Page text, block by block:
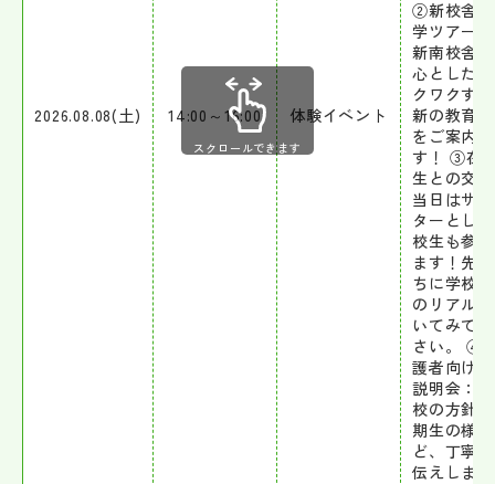
2026.08.08(土) 14:00～16:00 体験イベント
②新校舎
学ツアー：
新南校舎
心とした
クワクす
新の教育
をご案内
す！ ③在
生との交
当日はサ
ターとし
校生も参
ます！先
ちに学校
のリアル
いてみて
さい。 ④
護者向け
説明会：
校の方針
期生の様
ど、丁寧
伝えしま
スクロールできます